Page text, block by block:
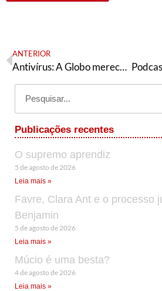
ANTERIOR
Antivírus: A Globo merece ser perdoada? E outros assuntos.
Publicações recentes
O supremo aprendiz
5 de agosto de 2026
Leia mais »
Favre, Clara Ant e o processo
Benjamin
5 de agosto de 2026
Leia mais »
Múcio é uma besta?
4 de agosto de 2026
Leia mais »